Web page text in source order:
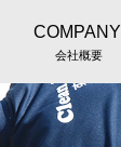
COMPANY
会社概要